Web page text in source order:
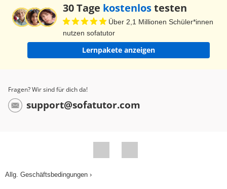
30 Tage kostenlostesten
Über 2,1 Millionen Schüler*innen
nutzen sofatutor
Lernpakete anzeigen
Fragen? Wir sind für dich da!
support@sofatutor.com
Allg. Geschäftsbedingungen ›